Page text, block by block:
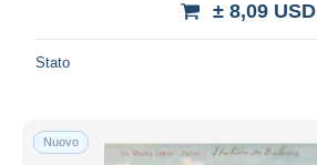
Residenza del venditore
± 8,09 USD
Stato
Nuovo